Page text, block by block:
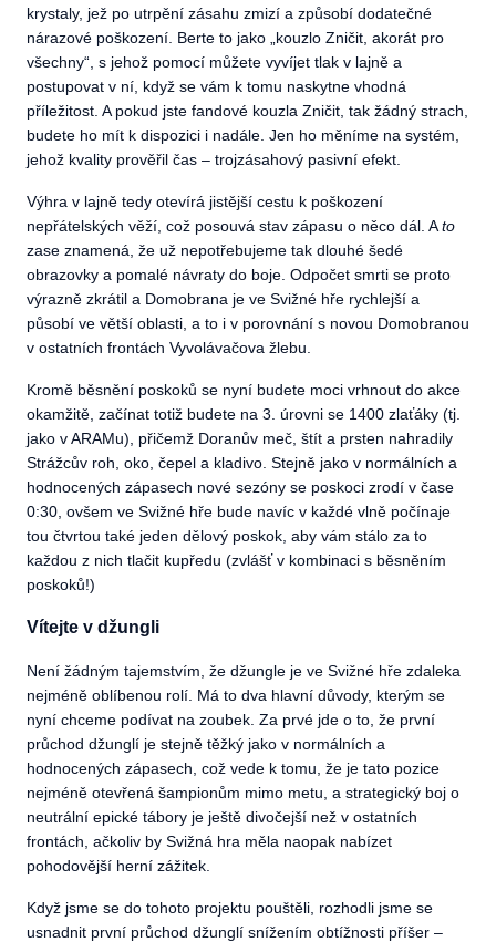
krystaly, jež po utrpění zásahu zmizí a způsobí dodatečné
nárazové poškození. Berte to jako „kouzlo Zničit, akorát pro
všechny“, s jehož pomocí můžete vyvíjet tlak v lajně a
postupovat v ní, když se vám k tomu naskytne vhodná
příležitost. A pokud jste fandové kouzla Zničit, tak žádný strach,
budete ho mít k dispozici i nadále. Jen ho měníme na systém,
jehož kvality prověřil čas – trojzásahový pasivní efekt.
Výhra v lajně tedy otevírá jistější cestu k poškození
nepřátelských věží, což posouvá stav zápasu o něco dál. Ato
zase znamená, že už nepotřebujeme tak dlouhé šedé
obrazovky a pomalé návraty do boje. Odpočet smrti se proto
výrazně zkrátil a Domobrana je ve Svižné hře rychlejší a
působí ve větší oblasti, a to i v porovnání s novou Domobranou
v ostatních frontách Vyvolávačova žlebu.
Kromě běsnění poskoků se nyní budete moci vrhnout do akce
okamžitě, začínat totiž budete na 3. úrovni se 1400 zlaťáky (tj.
jako v ARAMu), přičemž Doranův meč, štít a prsten nahradily
Strážcův roh, oko, čepel a kladivo. Stejně jako v normálních a
hodnocených zápasech nové sezóny se poskoci zrodí v čase
0:30, ovšem ve Svižné hře bude navíc v každé vlně počínaje
tou čtvrtou také jeden dělový poskok, aby vám stálo za to
každou z nich tlačit kupředu (zvlášť v kombinaci s běsněním
poskoků!)
Vítejte v džungli
Není žádným tajemstvím, že džungle je ve Svižné hře zdaleka
nejméně oblíbenou rolí. Má to dva hlavní důvody, kterým se
nyní chceme podívat na zoubek. Za prvé jde o to, že první
průchod džunglí je stejně těžký jako v normálních a
hodnocených zápasech, což vede k tomu, že je tato pozice
nejméně otevřená šampionům mimo metu, a strategický boj o
neutrální epické tábory je ještě divočejší než v ostatních
frontách, ačkoliv by Svižná hra měla naopak nabízet
pohodovější herní zážitek.
Když jsme se do tohoto projektu pouštěli, rozhodli jsme se
usnadnit první průchod džunglí snížením obtížnosti příšer –